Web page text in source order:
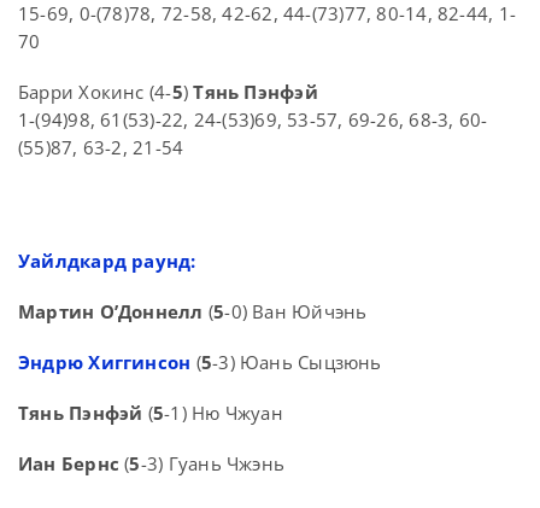
15-69, 0-(78)78, 72-58, 42-62, 44-(73)77, 80-14, 82-44, 1-
70
Барри Хокинс (4-5)Тянь Пэнфэй
1-(94)98, 61(53)-22, 24-(53)69, 53-57, 69-26, 68-3, 60-
(55)87, 63-2, 21-54
Уайлдкард раунд:
Мартин О’Доннелл (5-0) Ван Юйчэнь
Эндрю Хиггинсон (5-3) Юань Сыцзюнь
Тянь Пэнфэй (5-1) Ню Чжуан
Иан Бернс (5-3) Гуань Чжэнь